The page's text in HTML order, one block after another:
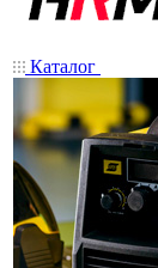
Каталог